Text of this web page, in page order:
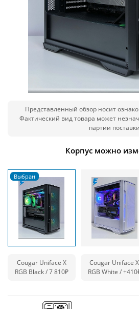
Представленный обзор носит
Фактический вид товара может
партии поставки
Корпус можно
Cougar Uniface X
RGB Black / 7 810₽
Cougar Uniface X
RGB White /